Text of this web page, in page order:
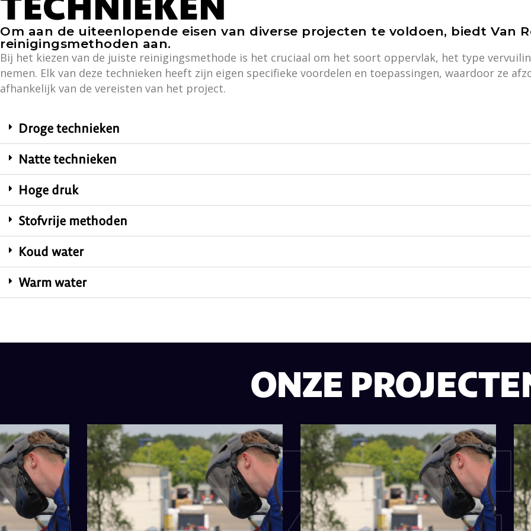
Om aan de uiteenlopende eisen van diverse projecten te voldoen, biedt Van
reinigingsmethoden aan.
Bij het kiezen van de juiste reinigingsmethode is het cruciaal om het soort oppervlak, het type
nemen. Elk van deze technieken heeft zijn eigen specifieke voordelen en toepassingen, waardoor ze
afhankelijk van de vereisten van het project.
Droge technieken
Natte technieken
Hoge druk
Stofvrije methoden
Koud water
Warm water
ONZE